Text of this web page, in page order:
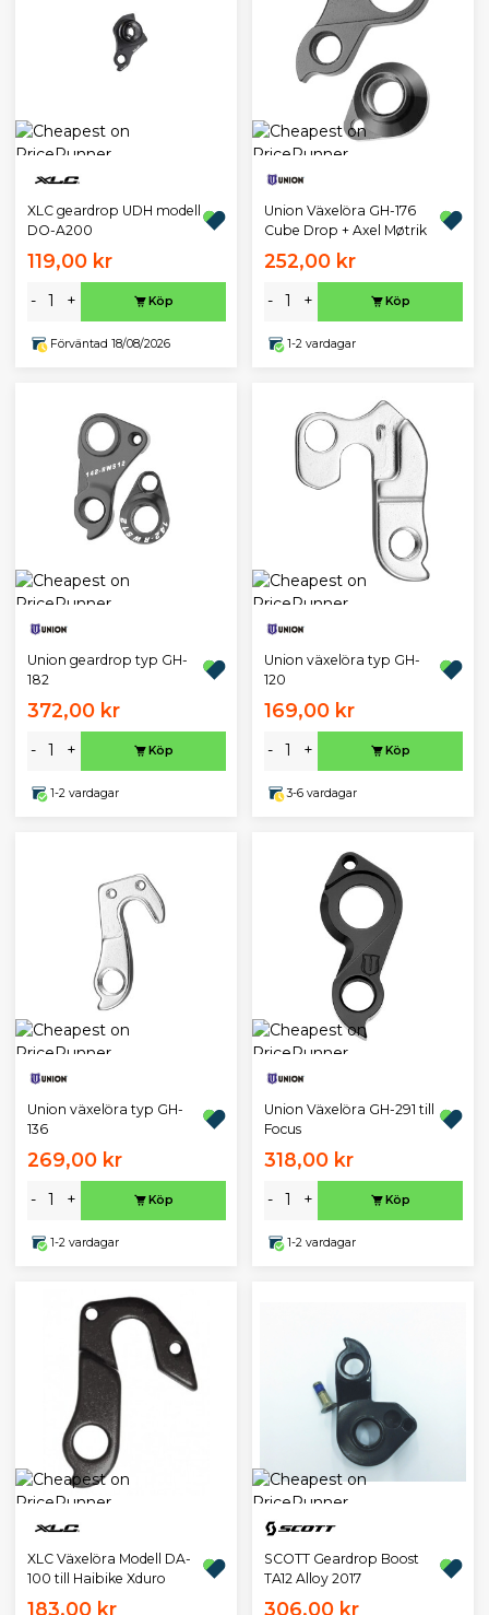
XLC geardrop UDH modell
DO-A200
119,00 kr
- + Köp
Förväntad 18/08/2026
Union Växelöra GH-176
Cube Drop + Axel Møtrik
252,00 kr
- + Köp
1-2 vardagar
Union geardrop typ GH-
182
372,00 kr
- + Köp
1-2 vardagar
Union växelöra typ GH-
120
169,00 kr
- + Köp
3-6 vardagar
Union växelöra typ GH-
136
269,00 kr
- + Köp
1-2 vardagar
Union Växelöra GH-291 till
Focus
318,00 kr
- + Köp
1-2 vardagar
XLC Växelöra Modell DA-
100 till Haibike Xduro
183,00 kr
SCOTT Geardrop Boost
TA12 Alloy 2017
306,00 kr